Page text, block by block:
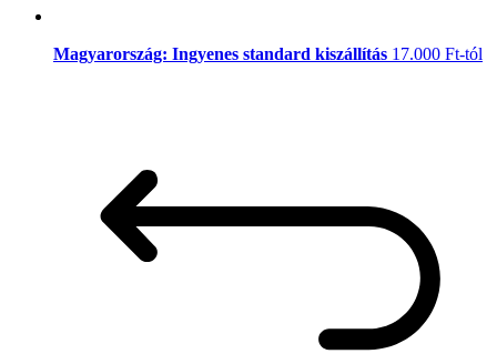
Magyarország: Ingyenes standard kiszállítás 17.000 Ft-tól